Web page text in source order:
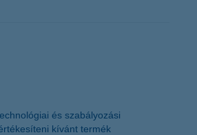
és szabályozási
kívánt termék